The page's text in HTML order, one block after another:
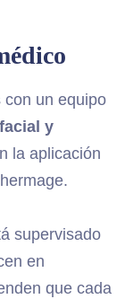
con un equipo
y
la aplicación
supervisado
en
que cada